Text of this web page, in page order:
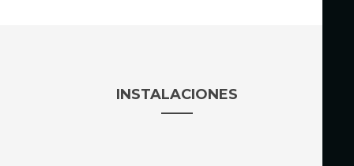
INSTALACIONES